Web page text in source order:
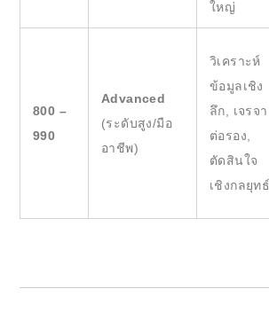
ใหญ่
800 –
990
Advanced
(ระดับสูง/มือ
อาชีพ)
วิเคราะห์
ข้อมูลเชิง
ลึก, เจรจา
ต่อรอง,
ตัดสินใจ
เชิงกลยุทธ์